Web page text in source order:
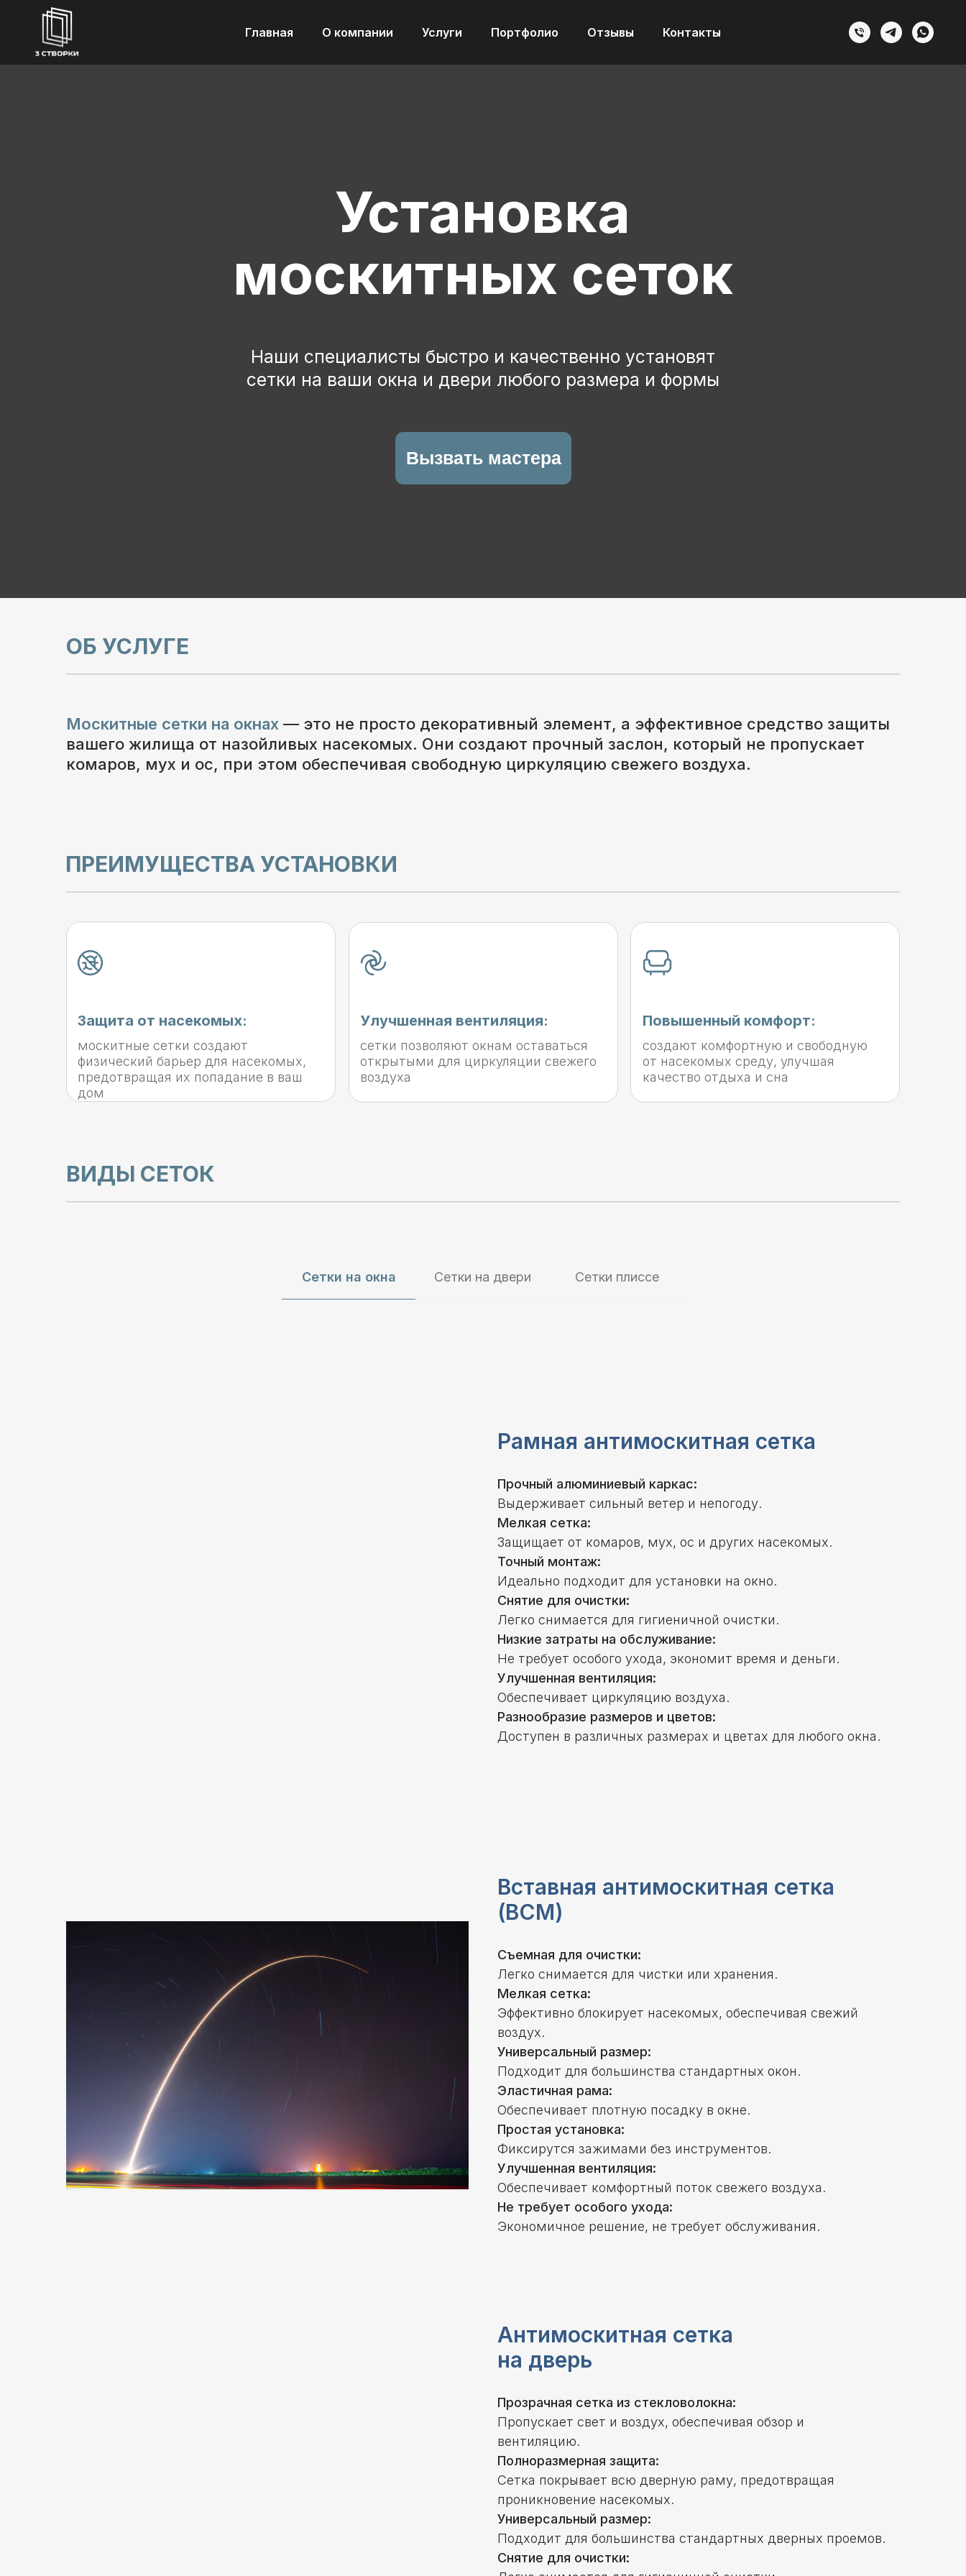
Главная О компании Услуги Портфолио Отзывы Контакты
Установка
москитных сеток
ОБ УСЛУГЕ
Москитные сетки на окнах — это не просто декоративный элемент, а эффективное средство защиты
вашего жилища от назойливых насекомых. Они создают прочный заслон, который не пропускает
комаров, мух и ос, при этом обеспечивая свободную циркуляцию свежего воздуха.
ПРЕИМУЩЕСТВА УСТАНОВКИ
Защита от насекомых: Улучшенная вентиляция: Повышенный комфорт:
москитные сетки создают
физический барьер для насекомых,
предотвращая их попадание в ваш
дом
сетки позволяют окнам оставаться
открытыми для циркуляции свежего
воздуха
создают комфортную и свободную
от насекомых среду, улучшая
качество отдыха и сна
ВИДЫ СЕТОК
Сетки на окна Сетки на двери Сетки плиссе
Рамная антимоскитная сетка
Прочный алюминиевый каркас:
Выдерживает сильный ветер и непогоду.
Мелкая сетка:
Защищает от комаров, мух, ос и других насекомых.
Точный монтаж:
Идеально подходит для установки на окно.
Снятие для очистки:
Легко снимается для гигиеничной очистки.
Низкие затраты на обслуживание:
Не требует особого ухода, экономит время и деньги.
Улучшенная вентиляция:
Обеспечивает циркуляцию воздуха.
Разнообразие размеров и цветов:
Доступен в различных размерах и цветах для любого окна.
Вставная антимоскитная сетка
(ВСМ)
Съемная для очистки:
Легко снимается для чистки или хранения.
Мелкая сетка:
Эффективно блокирует насекомых, обеспечивая свежий
воздух.
Универсальный размер:
Подходит для большинства стандартных окон.
Эластичная рама:
Обеспечивает плотную посадку в окне.
Простая установка:
Фиксирутся зажимами без инструментов.
Улучшенная вентиляция:
Обеспечивает комфортный поток свежего воздуха.
Не требует особого ухода:
Экономичное решение, не требует обслуживания.
Антимоскитная сетка
на дверь
Прозрачная сетка из стекловолокна:
Пропускает свет и воздух, обеспечивая обзор и
вентиляцию.
Полноразмерная защита:
Сетка покрывает всю дверную раму, предотвращая
проникновение насекомых.
Универсальный размер:
Подходит для большинства стандартных дверных проемов.
Снятие для очистки: